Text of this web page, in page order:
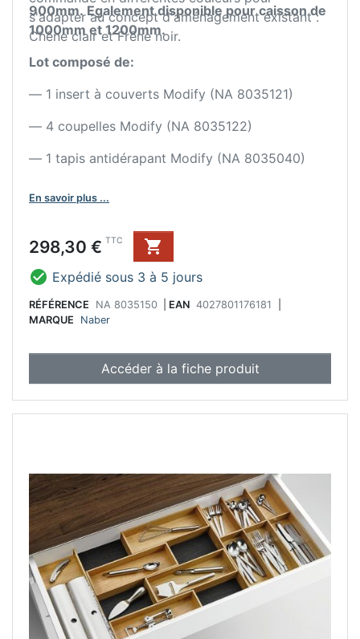
s'adapter au concept d'aménagement existant :
Chêne clair et Frêne noir.
900mm. Egalement disponible pour caisson de
1000mm et 1200mm.
Lot composé de:
— 1 insert à couverts Modify (NA 8035121)
— 4 coupelles Modify (NA 8035122)
— 1 tapis antidérapant Modify (NA 8035040)
En savoir plus ...
Prix
298,30 € TTC

 Expédié sous 3 à 5 jours
RÉFÉRENCE NA 8035150 EAN 4027801176181
MARQUE
Naber
Accéder à la fiche produit